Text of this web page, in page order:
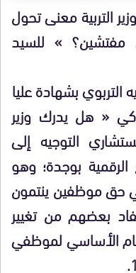
التربية معنى تحول
مفتشين؟ » للسيد
بشهادة عليا
« هل يدرك وزير
التوجيه إلى
بوجدة؛ وهو
حق موظفين ينتمون
بعضهم من تغيير
الأساسي لموظفي